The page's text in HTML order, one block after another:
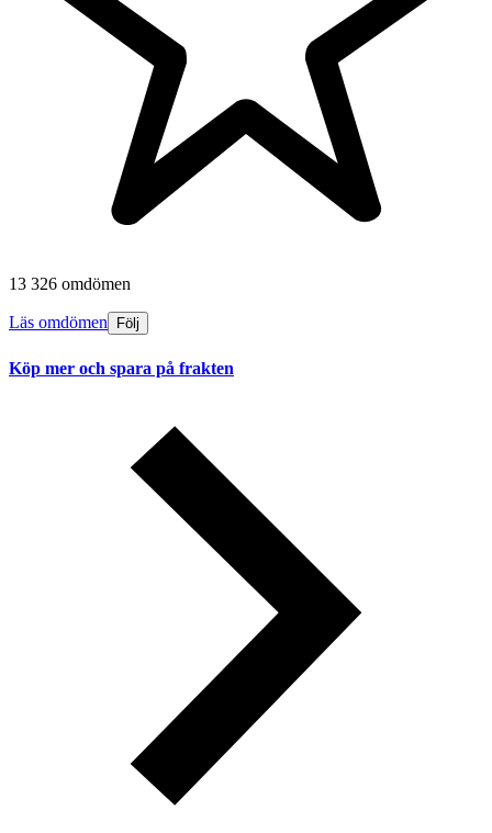
13 326 omdömen
Läs omdömen Följ
Köp mer och spara på frakten